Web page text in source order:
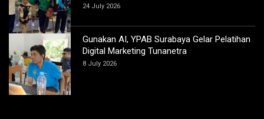
24 July 2026
Gunakan AI, YPAB Surabaya Gelar Pelatihan
Digital Marketing Tunanetra
8 July 2026